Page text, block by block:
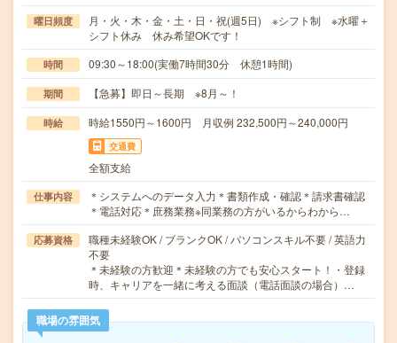
曜日頻度
月・火・木・金・土・日・祝(週5日) ※シフト制 ※水曜＋
シフト休み 休み希望OKです！
時間 09:30～18:00(実働7時間30分 休憩1時間)
期間 【急募】即日～長期 ※8月～！
時給 時給1550円～1600円 月収例 232,500円～240,000円
交通費
全額支給
仕事内容
＊システムへのデータ入力＊書類作成・確認＊請求書確認
＊電話対応＊庶務業務※同業務の方がいるからわから…
応募資格
職種未経験OK / ブランクOK / パソコンスキル不要 / 英語力
不要
＊未経験の方歓迎＊未経験の方でも安心スタート！・登録
時、キャリアを一緒に考える面談（電話面談の場合）…
職場の雰囲気